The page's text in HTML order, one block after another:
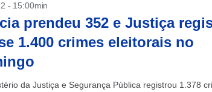
- 15:00min
prendeu 352 e Justiça
1.400 crimes eleitorais no
da Justiça e Segurança Pública registrou 1.378